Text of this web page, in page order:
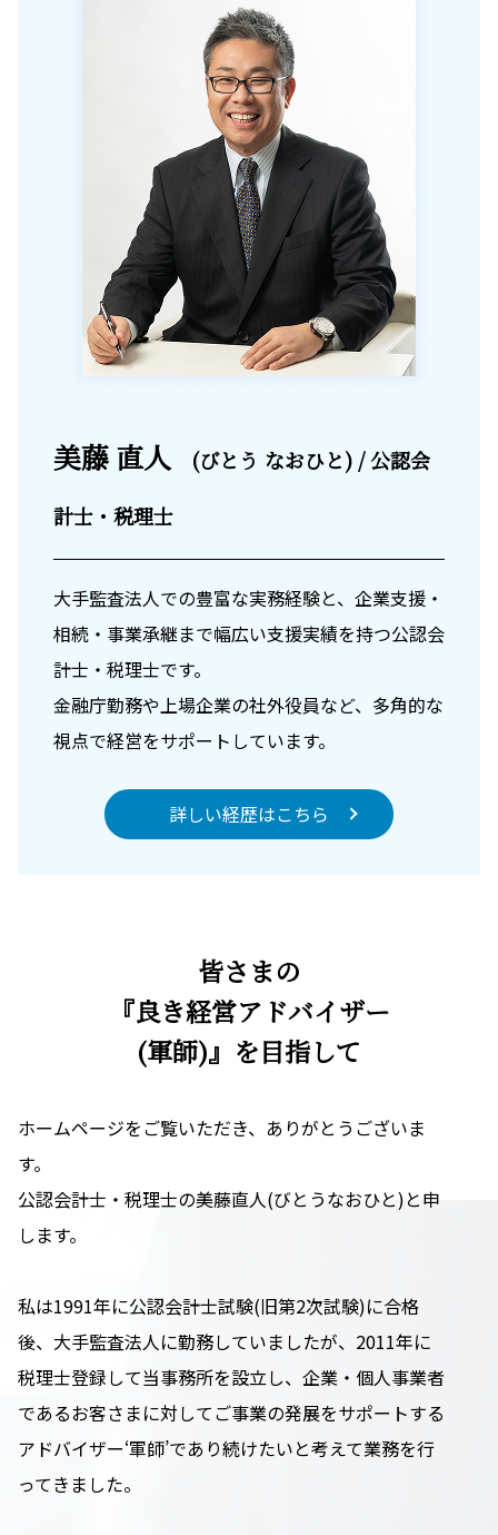
美藤 直人
(びとう なおひと) / 公認会
計士・税理士
大手監査法人での豊富な実務経験と、企業支援・
相続・事業承継まで幅広い支援実績を持つ公認会
計士・税理士です。
金融庁勤務や上場企業の社外役員など、多角的な
視点で経営をサポートしています。
詳しい経歴はこちら
皆さまの
『良き経営アドバイザー
(軍師)』を目指して
ホームページをご覧いただき、ありがとうございま
す。
公認会計士・税理士の美藤直人(びとうなおひと)と申
します。
私は1991年に公認会計士試験(旧第2次試験)に合格
後、大手監査法人に勤務していましたが、2011年に
税理士登録して当事務所を設立し、企業・個人事業者
であるお客さまに対してご事業の発展をサポートする
アドバイザー‘軍師’であり続けたいと考えて業務を行
ってきました。